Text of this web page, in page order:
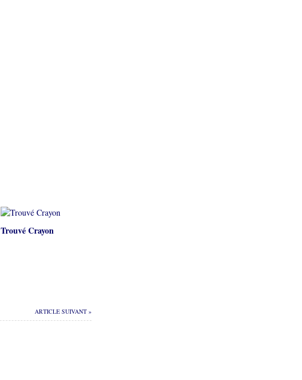
Trouvé Crayon
ARTICLE SUIVANT »